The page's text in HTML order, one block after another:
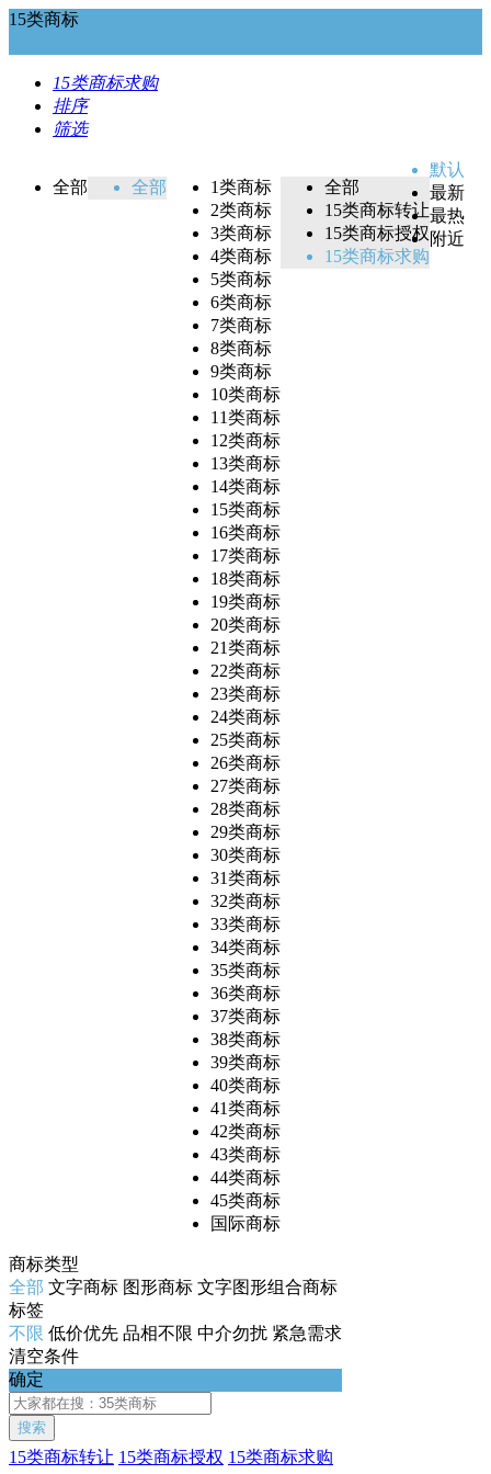
15类商标
15类商标求购
排序
筛选
全部 全部
1类商标
2类商标
3类商标
4类商标
5类商标
6类商标
7类商标
8类商标
9类商标
10类商标
11类商标
12类商标
13类商标
14类商标
15类商标
16类商标
17类商标
18类商标
19类商标
20类商标
21类商标
22类商标
23类商标
24类商标
25类商标
26类商标
27类商标
28类商标
29类商标
30类商标
31类商标
32类商标
33类商标
34类商标
35类商标
36类商标
37类商标
38类商标
39类商标
40类商标
41类商标
42类商标
43类商标
44类商标
45类商标
国际商标
全部
15类商标转让
15类商标授权
15类商标求购
默认
最新
最热
附近
商标类型
全部 文字商标 图形商标 文字图形组合商标
标签
不限 低价优先 品相不限 中介勿扰 紧急需求
清空条件
确定
搜索
15类商标转让 15类商标授权 15类商标求购